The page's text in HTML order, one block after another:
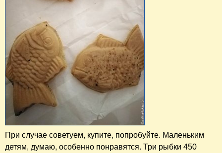
При случае советуем, купите, попробуйте. Маленьким
детям, думаю, особенно понравятся. Три рыбки 450